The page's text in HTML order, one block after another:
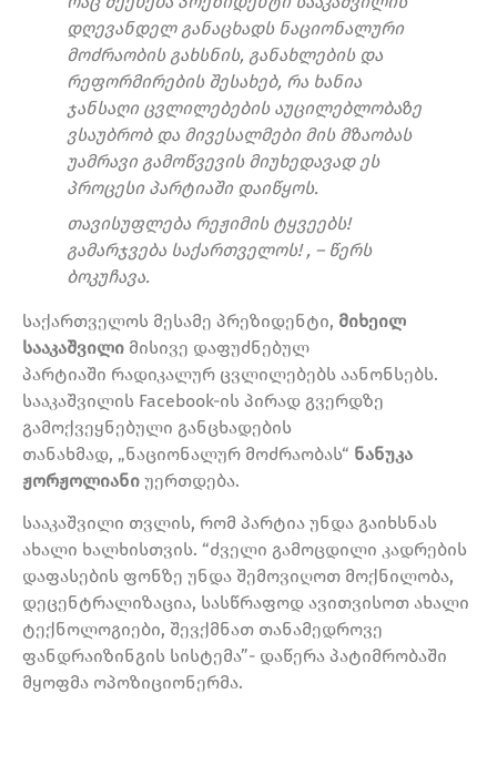
დღევანდელ განაცხადს ნაციონალური
მოძრაობის გახსნის, განახლების და
რეფორმირების შესახებ, რა ხანია
ჯანსაღი ცვლილებების აუცილებლობაზე
ვსაუბრობ და მივესალმები მის მზაობას
უამრავი გამოწვევის მიუხედავად ეს
პროცესი პარტიაში დაიწყოს.
თავისუფლება რეჟიმის ტყვეებს!
გამარჯვება საქართველოს! , – წერს
ბოკუჩავა.
საქართველოს მესამე პრეზიდენტი, მიხეილ
სააკაშვილი მისივე დაფუძნებულ
პარტიაში რადიკალურ ცვლილებებს აანონსებს.
სააკაშვილის Facebook-ის პირად გვერდზე
გამოქვეყნებული განცხადების
თანახმად, „ნაციონალურ მოძრაობას“ ნანუკა
ჟორჟოლიანი უერთდება.
სააკაშვილი თვლის, რომ პარტია უნდა გაიხსნას
ახალი ხალხისთვის. “ძველი გამოცდილი კადრების
დაფასების ფონზე უნდა შემოვიღოთ მოქნილობა,
დეცენტრალიზაცია, სასწრაფოდ ავითვისოთ ახალი
ტექნოლოგიები, შევქმნათ თანამედროვე
ფანდრაიზინგის სისტემა”- დაწერა პატიმრობაში
მყოფმა ოპოზიციონერმა.